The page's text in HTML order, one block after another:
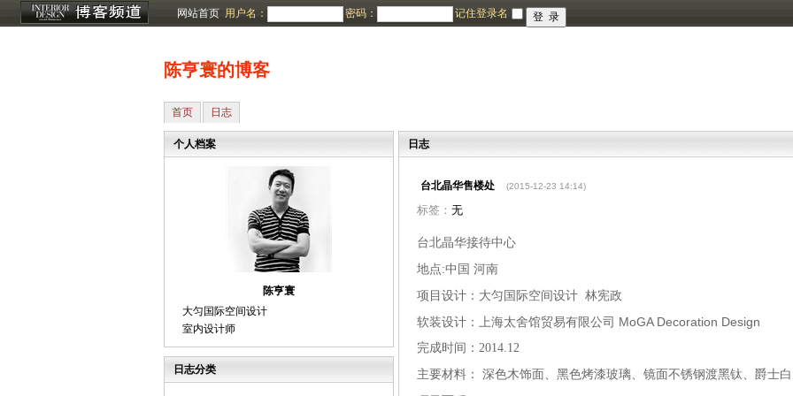
网站首页 用户名： 密码： 记住登录名
陈亨寰的博客
首页 日志
个人档案
陈亨寰
大匀国际空间设计
室内设计师
日志分类
日志
台北晶华售楼处 (2015-12-23 14:14)
标签： 无
台北晶华接待中心
地点:中国 河南
项目设计：大匀国际空间设计 林宪政
软装设计：上海太舍馆贸易有限公司 MoGA Decoration Design
完成时间： 2014.12
主要材料：
深色木饰面、黑色烤漆玻璃、镜面不锈钢渡黑钛、爵士